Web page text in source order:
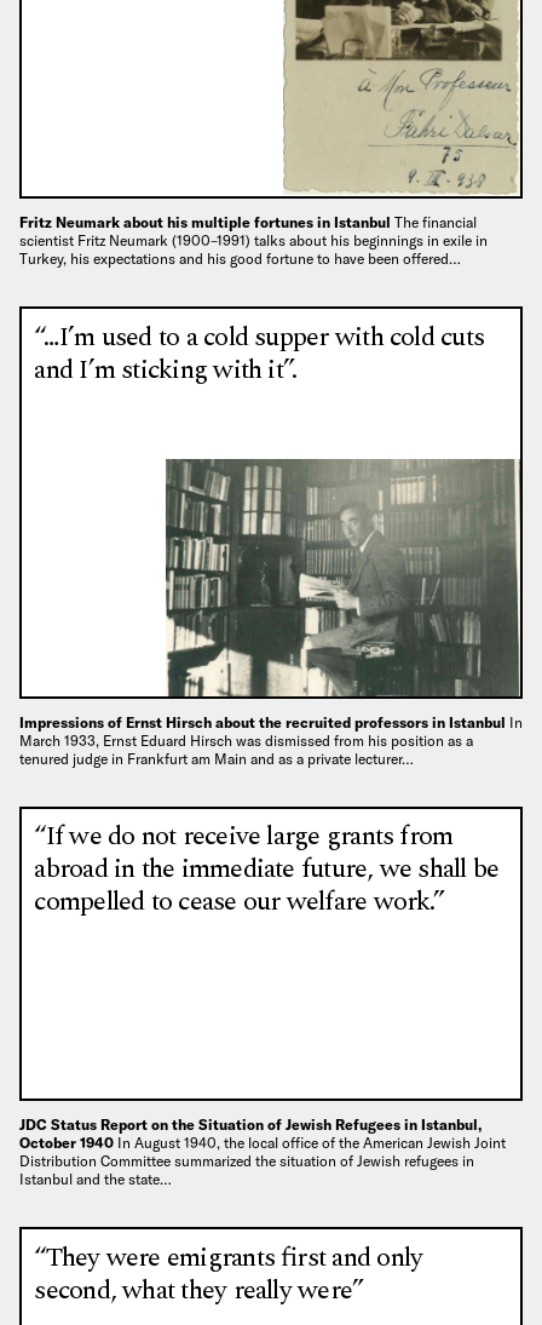
Fritz Neumark about his multiple fortunes in Istanbul The financial
scientist Fritz Neumark (1900–1991) talks about his beginnings in exile in
Turkey, his expectations and his good fortune to have been offered…
“…I’m used to a cold supper with cold cuts
and I’m sticking with it”.
Impressions of Ernst Hirsch about the recruited professors in Istanbul In
March 1933, Ernst Eduard Hirsch was dismissed from his position as a
tenured judge in Frankfurt am Main and as a private lecturer…
“If we do not receive large grants from
abroad in the immediate future, we shall be
compelled to cease our welfare work.”
JDC Status Report on the Situation of Jewish Refugees in Istanbul,
October 1940 In August 1940, the local office of the American Jewish Joint
Distribution Committee summarized the situation of Jewish refugees in
Istanbul and the state…
“They were emigrants first and only
second, what they really were”